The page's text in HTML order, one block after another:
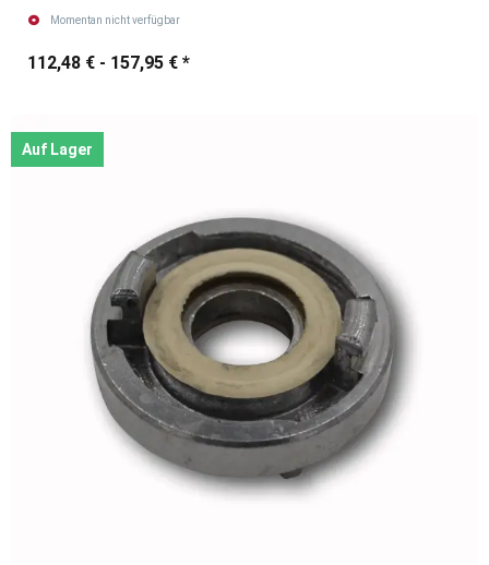
Momentan nicht verfügbar
112,48 € - 157,95 € *
Auf Lager